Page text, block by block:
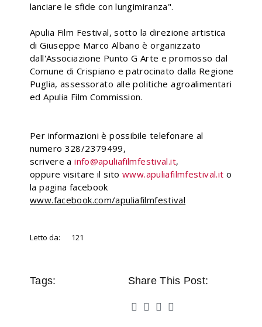
lanciare le sfide con lungimiranza".
Apulia Film Festival, sotto la direzione artistica
di Giuseppe Marco Albano è organizzato
dall'Associazione Punto G Arte e promosso dal
Comune di Crispiano e patrocinato dalla Regione
Puglia, assessorato alle politiche agroalimentari
ed Apulia Film Commission.
Per informazioni è possibile telefonare al
numero 328/2379499,
scrivere ainfo@apuliafilmfestival.it,
oppure visitare il sito www.apuliafilmfestival.it o
la pagina facebook
www.facebook.com/apuliafilmfestival
Letto da: 121
Tags: Share This Post: